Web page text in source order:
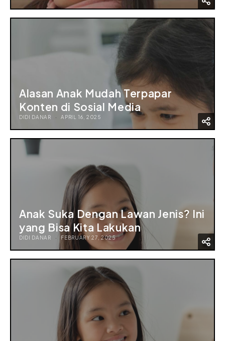
Alasan Anak Mudah Terpapar
Konten di Sosial Media
DIDI DANAR APRIL 16, 2025
Anak Suka Dengan Lawan Jenis? Ini
yang Bisa Kita Lakukan
DIDI DANAR FEBRUARY 27, 2025